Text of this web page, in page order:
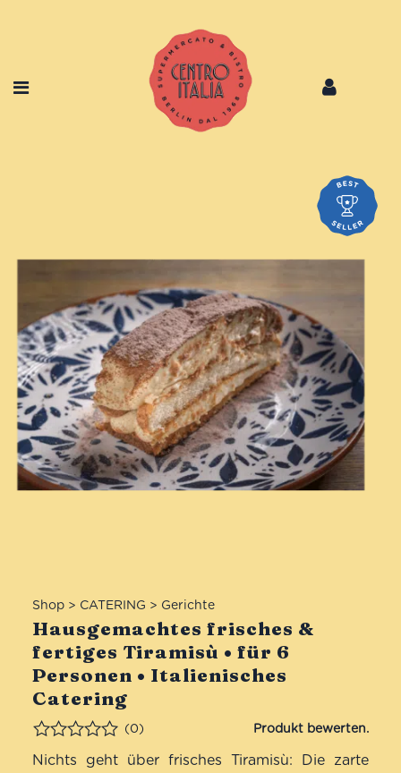
Shop> CATERING > Gerichte
Hausgemachtes frisches &
fertiges Tiramisù • für 6
Personen • Italienisches
Catering
Bewertet
(0)
Nichts geht über frisches Tiramisù: Die zarte